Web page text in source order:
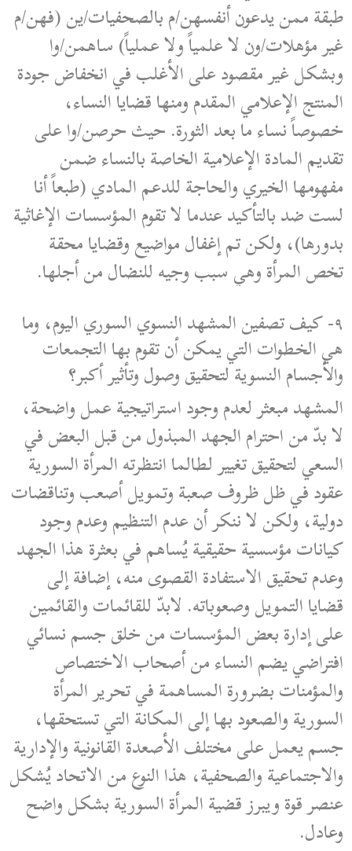
طبقة ممن يدعون أنفسهن/م بالصحفيات/ين (فهن/م
غير مؤهلات/ون لا علمياً ولا عملياً) ساهمن/وا
وبشكل غير مقصود على الأغلب في انخفاض جودة
المنتج الإعلامي المقدم ومنها قضايا النساء،
خصوصاً نساء ما بعد الثورة. حيث حرصن/وا على
تقديم المادة الإعلامية الخاصة بالنساء ضمن
مفهومها الخيري والحاجة للدعم المادي (طبعاً أنا
لست ضد بالتأكيد عندما لا تقوم المؤسسات الإغاثية
بدورها)، ولكن تم إغفال مواضيع وقضايا محقة
تخص المرأة وهي سبب وجيه للنضال من أجلها.
٩- كيف تصفين المشهد النسوي السوري اليوم، وما
هي الخطوات التي يمكن أن تقوم بها التجمعات
والأجسام النسوية لتحقيق وصول وتأثير أكبر؟
المشهد مبعثر لعدم وجود استراتيجية عمل واضحة،
لا بدّ من احترام الجهد المبذول من قبل البعض في
السعي لتحقيق تغيير لطالما انتظرته المرأة السورية
عقود في ظل ظروف صعبة وتمويل أصعب وتناقضات
دولية، ولكن لا ننكر أن عدم التنظيم وعدم وجود
كيانات مؤسسية حقيقية يُساهم في بعثرة هذا الجهد
وعدم تحقيق الاستفادة القصوى منه، إضافة إلى
قضايا التمويل وصعوباته. لابدّ للقائمات والقائمين
على إدارة بعض المؤسسات من خلق جسم نسائي
افتراضي يضم النساء من أصحاب الاختصاص
والمؤمنات بضرورة المساهمة في تحرير المرأة
السورية والصعود بها إلى المكانة التي تستحقها،
جسم يعمل على مختلف الأصعدة القانونية والإدارية
والاجتماعية والصحفية، هذا النوع من الاتحاد يُشكل
عنصر قوة ويبرز قضية المرأة السورية بشكل واضح
وعادل.